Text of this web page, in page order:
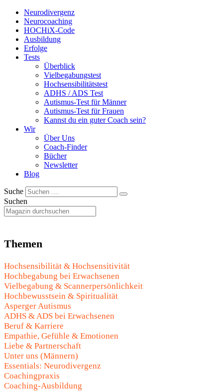
Neurodivergenz
Neurocoaching
HOCHiX-Code
Ausbildung
Erfolge
Tests
Überblick
Vielbegabungstest
Hochsensibilitätstest
ADHS / ADS Test
Autismus-Test für Männer
Autismus-Test für Frauen
Kannst du ein guter Coach sein?
Wir
Über Uns
Coach-Finder
Bücher
Newsletter
Blog
Suche
Suchen
Themen
Hochsensibilität & Hochsensitivität
Hochbegabung bei Erwachsenen
Vielbegabung & Scannerpersönlichkeit
Hochbewusstsein & Spiritualität
Asperger Autismus
ADHS & ADS bei Erwachsenen
Beruf & Karriere
Empathie, Gefühle & Emotionen
Liebe & Partnerschaft
Unter uns (Männern)
Essentials: Neurodivergenz
Coachingpraxis
Coaching-Ausbildung